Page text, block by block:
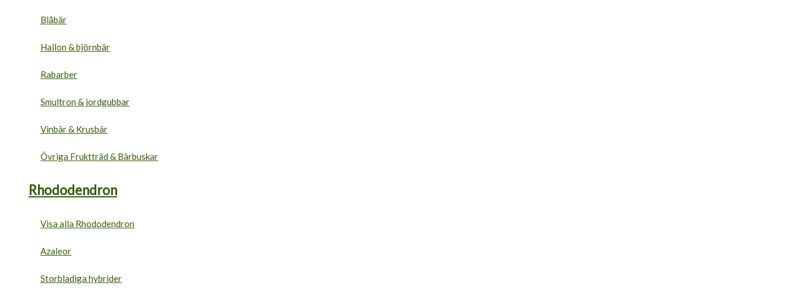
Blåbär
Hallon & björnbär
Rabarber
Smultron & jordgubbar
Vinbär & Krusbär
Övriga Fruktträd & Bärbuskar
Rhododendron
Visa alla Rhododendron
Azaleor
Storbladiga hybrider